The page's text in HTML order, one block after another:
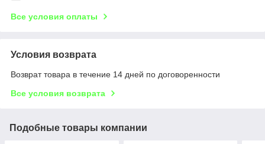
Все условия оплаты
Условия возврата
Возврат товара в течение 14 дней по договоренности
Все условия возврата
Подобные товары компании